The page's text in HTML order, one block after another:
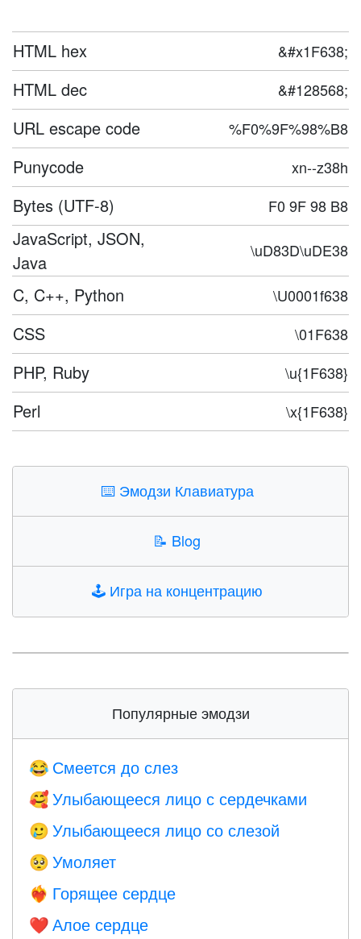
HTML hex &#x1F638;
HTML dec &#128568;
URL escape code %F0%9F%98%B8
Punycode xn--z38h
Bytes (UTF-8) F0 9F 98 B8
JavaScript, JSON,
Java
\uD83D\uDE38
C, C++, Python \U0001f638
CSS \01F638
PHP, Ruby \u{1F638}
Perl \x{1F638}
⌨️ Эмодзи Клавиатура
📝 Blog
🕹️ Игра на концентрацию
Популярные эмодзи
😂 Смеется до слез
🥰 Улыбающееся лицо с сердечками
🥲 Улыбающееся лицо со слезой
🥺 Умоляет
❤️‍🔥 Горящее сердце
❤️ Алое сердце